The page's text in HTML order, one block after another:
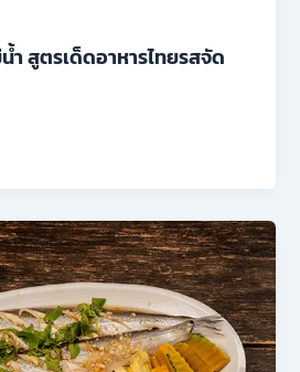
ำ สูตรเด็ดอาหารไทยรสจัด